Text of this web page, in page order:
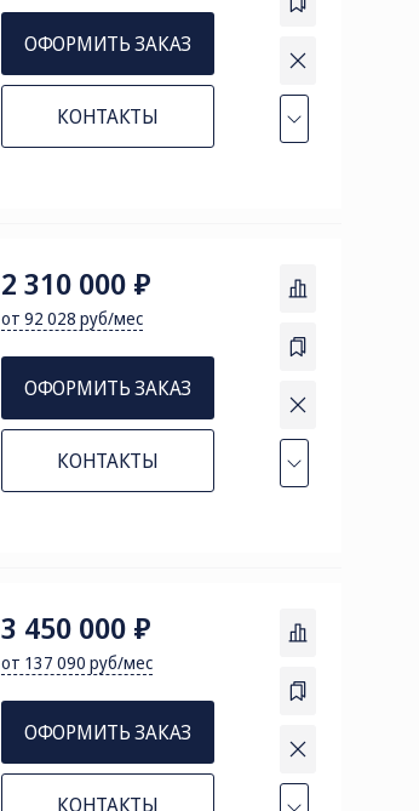
ОФОРМИТЬ ЗАКАЗ
КОНТАКТЫ
2 310 000 ₽
от 92 028 руб/мес
ОФОРМИТЬ ЗАКАЗ
КОНТАКТЫ
3 450 000 ₽
от 137 090 руб/мес
ОФОРМИТЬ ЗАКАЗ
КОНТАКТЫ